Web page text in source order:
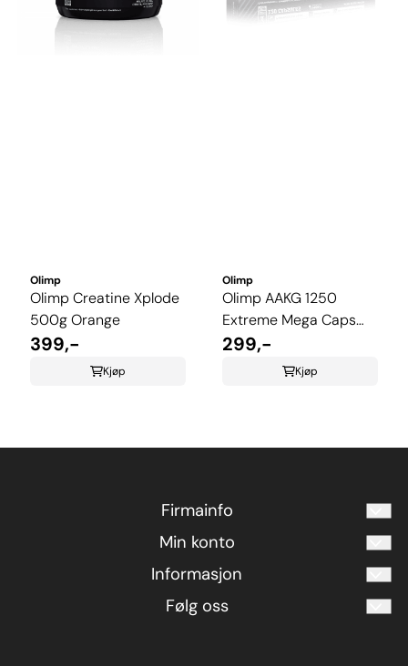
Olimp
Olimp Creatine Xplode
500g Orange
399,-
Kjøp
Olimp
Olimp AAKG 1250
Extreme Mega Caps
120 kapsler
299,-
Kjøp
Firmainfo
Fitness Univers AS
Proteinkupp.no
Postboks 101 - Kalbakken
Min konto
Opprett konto
Logg inn
Informasjon
Levering
Følg oss